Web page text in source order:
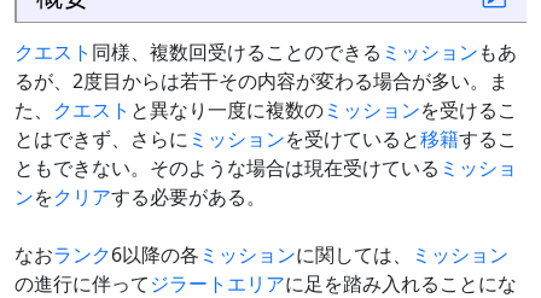
クエスト 同様、複数回受けることのできる ミッションもあ
るが、2度目からは若干その内容が変わる場合が多い。ま
た、 クエスト と異なり一度に複数のミッションを受けるこ
とはできず、さらに ミッションを受けていると移籍するこ
ともできない。そのような場合は現在受けている ミッショ
ンをクリアする必要がある。
なおランク6以降の各 ミッションに関しては、
ミッション
の進行に伴ってジラートエリアに足を踏み入れることにな